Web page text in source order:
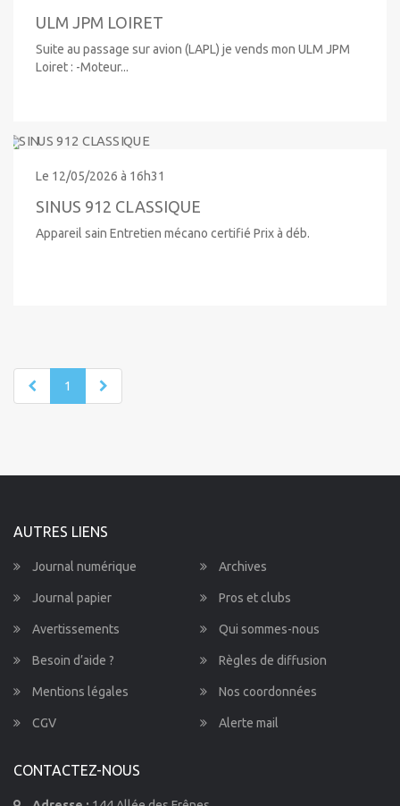
ULM JPM LOIRET
Suite au passage sur avion (LAPL) je vends mon ULM JPM
Loiret : -Moteur...
Le 12/05/2026 à 16h31
SINUS 912 CLASSIQUE
Appareil sain Entretien mécano certifié Prix à déb.
1
AUTRES LIENS
Journal numérique Archives
Journal papier Pros et clubs
Avertissements Qui sommes-nous
Besoin d’aide ? Règles de diffusion
Mentions légales Nos coordonnées
CGV Alerte mail
CONTACTEZ-NOUS